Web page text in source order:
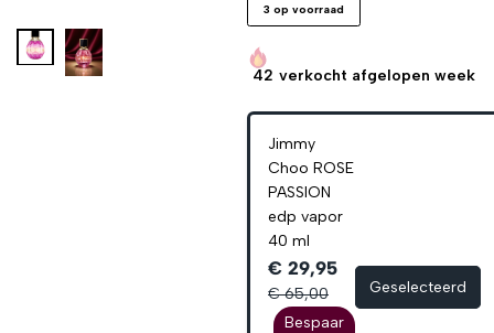
3 op voorraad
42 verkocht afgelopen week
Jimmy
Choo ROSE
PASSION
edp vapor
40 ml
€ 29,95
€ 65,00
Bespaar
Geselecteerd